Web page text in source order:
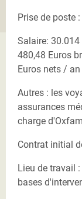
Prise de poste
Salaire:
480,48 Euros
Euros nets / an
Autres : les
assurances
charge
Contrat initial
Lieu de travail
bases